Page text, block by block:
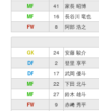
MF
41 家長 昭博
MF
16 長谷川 竜也
FW
8 阿部 浩之
GK
24 安藤 駿介
DF
2 登里 享平
DF
17 武岡 優斗
MF
22 下田 北斗
MF
27 鈴木 雄斗
FW
9 赤﨑 秀平